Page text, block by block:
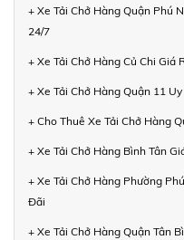
+ Xe Tải Chở Hàng Quận Phú
24/7
+ Xe Tải Chở Hàng Củ Chi Giá
+ Xe Tải Chở Hàng Quận 11
+ Cho Thuê Xe Tải Chở Hàng
+ Xe Tải Chở Hàng Bình Tân
+ Xe Tải Chở Hàng Phường
Đãi
+ Xe Tải Chở Hàng Quận Tân